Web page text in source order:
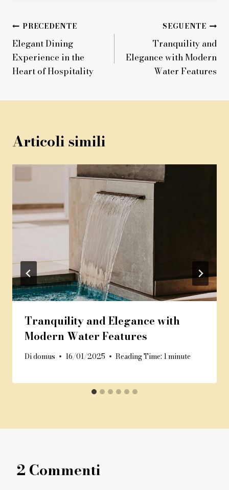
Navigazione
articoli
PRECEDENTE
Elegant Dining
Experience in the
Heart of Hospitality
SEGUENTE
Tranquility and
Elegance with Modern
Water Features
Articoli simili
Tranquility and Elegance with
Modern Water Features
Didomus 16/01/2025 Reading Time: 1 minute
2 Commenti